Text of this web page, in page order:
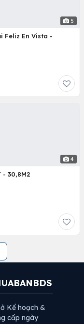
5
Feliz En Vista -
4
- 30,8M2
Kế hoạch &
cấp ngày